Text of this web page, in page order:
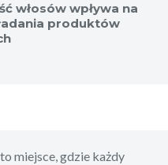
włosów wpływa na
produktów
miejsce, gdzie każdy